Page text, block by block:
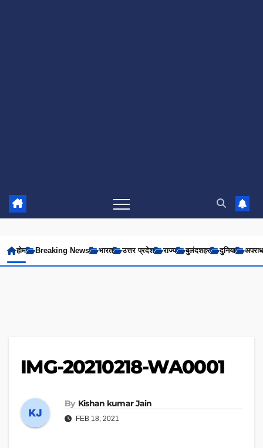
होम Breaking News भारत उत्तर प्रदेश राज्य बुलंदशहर दुनिया अपराध
IMG-20210218-WA0001
By Kishan kumar Jain
FEB 18, 2021